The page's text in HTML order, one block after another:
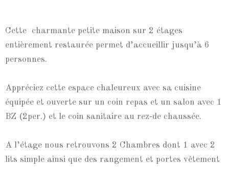
Cette
charmante petite maison sur 2 étages
entièrement restaurée permet d’accueillir jusqu’à 6
personnes.
Appréciez cette espace chaleureux avec sa cuisine
équipée et ouverte sur un coin repas et un salon avec 1
BZ (2per.) et le coin sanitaire au rez-de chaussée.
A l’étage nous retrouvons 2 Chambres dont 1 avec 2
lits simple ainsi que des rangement et portes vêtement